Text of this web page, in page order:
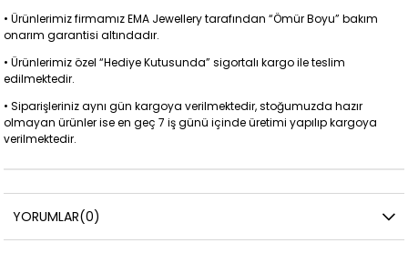
• Ürünlerimiz firmamız EMA Jewellery tarafından “Ömür Boyu” bakım
onarım garantisi altındadır.
• Ürünlerimiz özel “Hediye Kutusunda” sigortalı kargo ile teslim
edilmektedir.
• Siparişleriniz aynı gün kargoya verilmektedir, stoğumuzda hazır
olmayan ürünler ise en geç 7 iş günü içinde üretimi yapılıp kargoya
verilmektedir.
YORUMLAR(0)